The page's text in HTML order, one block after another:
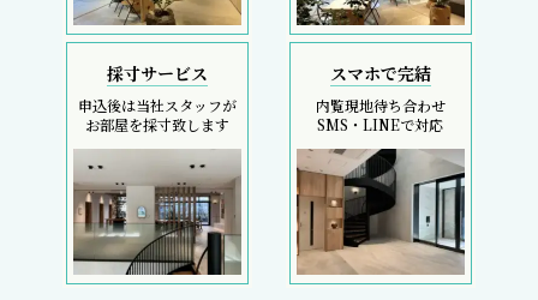
採寸サービス
申込後は当社スタッフが
お部屋を採寸致します
スマホで完結
内覧現地待ち合わせ
SMS・LINEで対応